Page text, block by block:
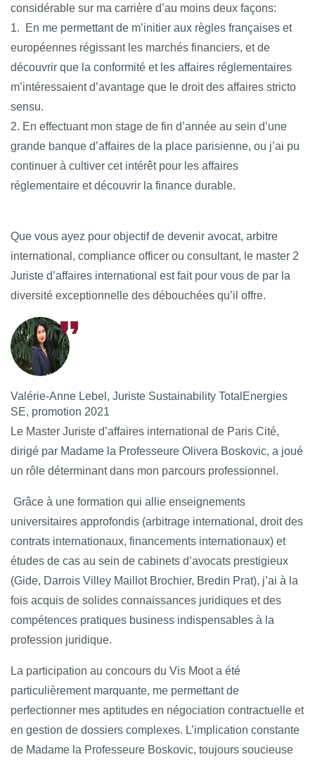
considérable sur ma carrière d’au moins deux façons:
1. En me permettant de m’initier aux règles françaises et
européennes régissant les marchés financiers, et de
découvrir que la conformité et les affaires réglementaires
m’intéressaient d’avantage que le droit des affaires stricto
sensu.
2. En effectuant mon stage de fin d’année au sein d’une
grande banque d’affaires de la place parisienne, ou j’ai pu
continuer à cultiver cet intérêt pour les affaires
réglementaire et découvrir la finance durable.
Que vous ayez pour objectif de devenir avocat, arbitre
international, compliance officer ou consultant, le master 2
Juriste d’affaires international est fait pour vous de par la
diversité exceptionnelle des débouchées qu’il offre.
Valérie-Anne Lebel, Juriste Sustainability TotalEnergies
SE, promotion 2021
Le Master Juriste d’affaires international de Paris Cité,
dirigé par Madame la Professeure Olivera Boskovic, a joué
un rôle déterminant dans mon parcours professionnel.
Grâce à une formation qui allie enseignements
universitaires approfondis (arbitrage international, droit des
contrats internationaux, financements internationaux) et
études de cas au sein de cabinets d’avocats prestigieux
(Gide, Darrois Villey Maillot Brochier, Bredin Prat), j’ai à la
fois acquis de solides connaissances juridiques et des
compétences pratiques business indispensables à la
profession juridique.
La participation au concours du Vis Moot a été
particulièrement marquante, me permettant de
perfectionner mes aptitudes en négociation contractuelle et
en gestion de dossiers complexes. L’implication constante
de Madame la Professeure Boskovic, toujours soucieuse